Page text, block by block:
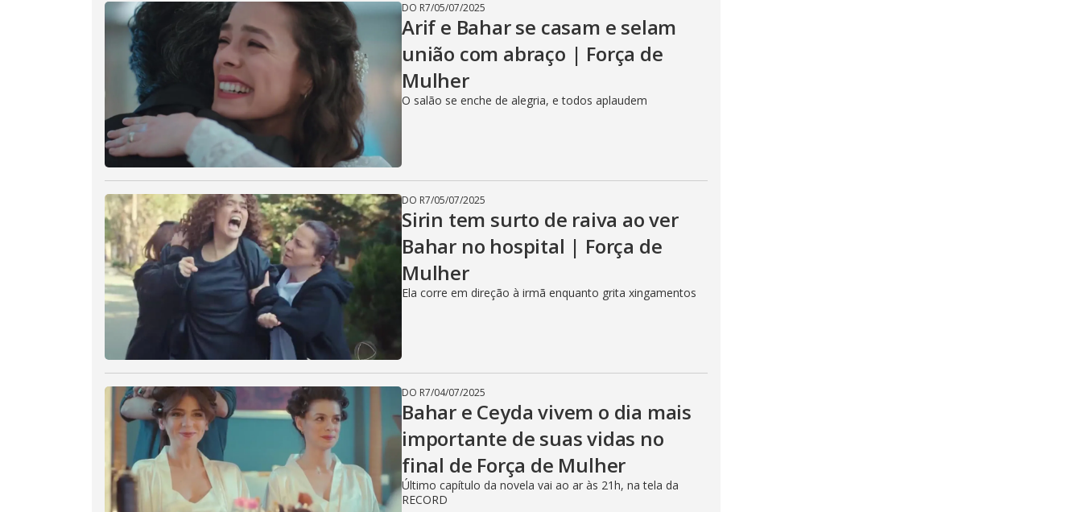
DO R7/05/07/2025
Arif e Bahar se casam e selam
união com abraço | Força de
Mulher
O salão se enche de alegria, e todos aplaudem
DO R7/05/07/2025
Sirin tem surto de raiva ao ver
Bahar no hospital | Força de
Mulher
Ela corre em direção à irmã enquanto grita xingamentos
DO R7/04/07/2025
Bahar e Ceyda vivem o dia mais
importante de suas vidas no
final de Força de Mulher
Último capítulo da novela vai ao ar às 21h, na tela da
RECORD